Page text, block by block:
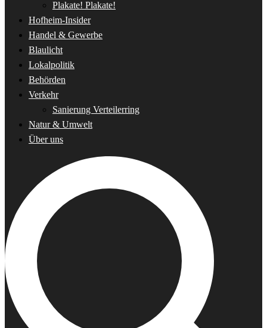
Plakate! Plakate!
Hofheim-Insider
Handel & Gewerbe
Blaulicht
Lokalpolitik
Behörden
Verkehr
Sanierung Verteilerring
Natur & Umwelt
Über uns